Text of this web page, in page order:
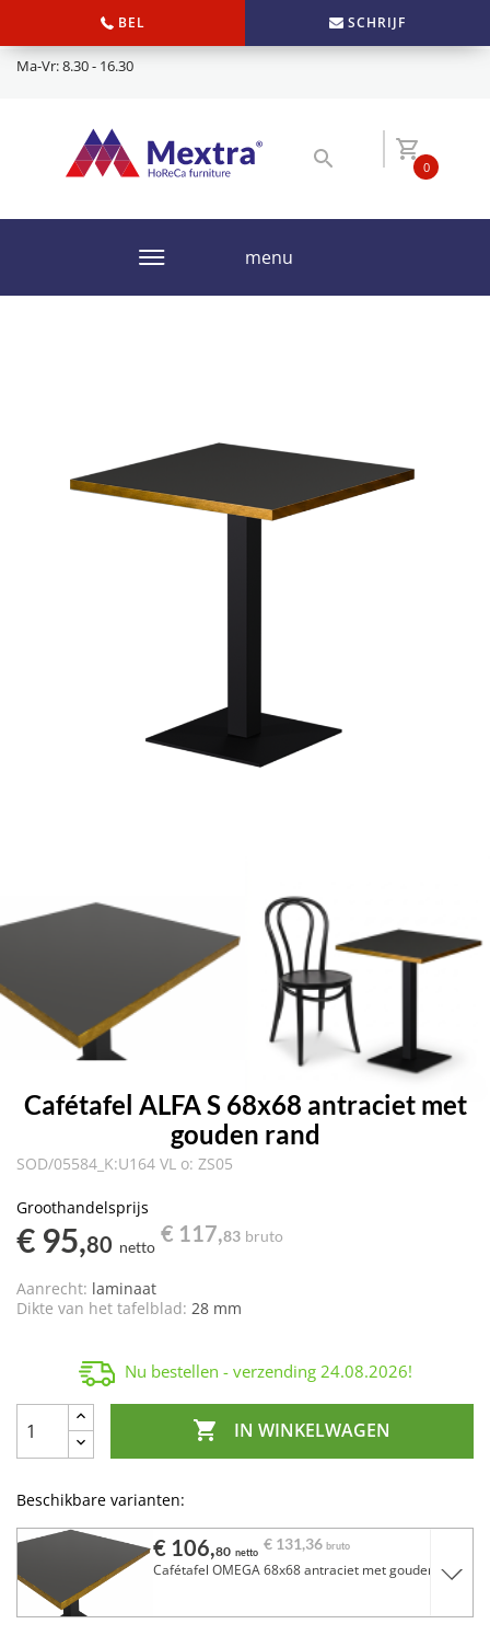
BEL SCHRIJF
Ma-Vr: 8.30 - 16.30
0
menu
Cafétafel ALFA S 68x68 antraciet met
gouden rand
SOD/05584_K:U164 VL o: ZS05
Groothandelsprijs
€ 95,80 netto
€ 117,83 bruto
Aanrecht: laminaat
Dikte van het tafelblad: 28 mm
Nu bestellen - verzending 24.08.2026!
 IN WINKELWAGEN
Beschikbare varianten:
€ 106,80 netto € 131,36 bruto
Cafétafel OMEGA 68x68 antraciet met gouden rand